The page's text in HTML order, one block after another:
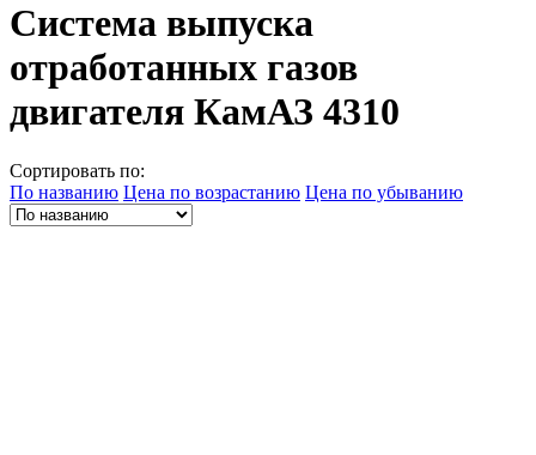
Система выпуска
отработанных газов
двигателя КамАЗ 4310
Сортировать по:
По названию Цена по возрастанию Цена по убыванию